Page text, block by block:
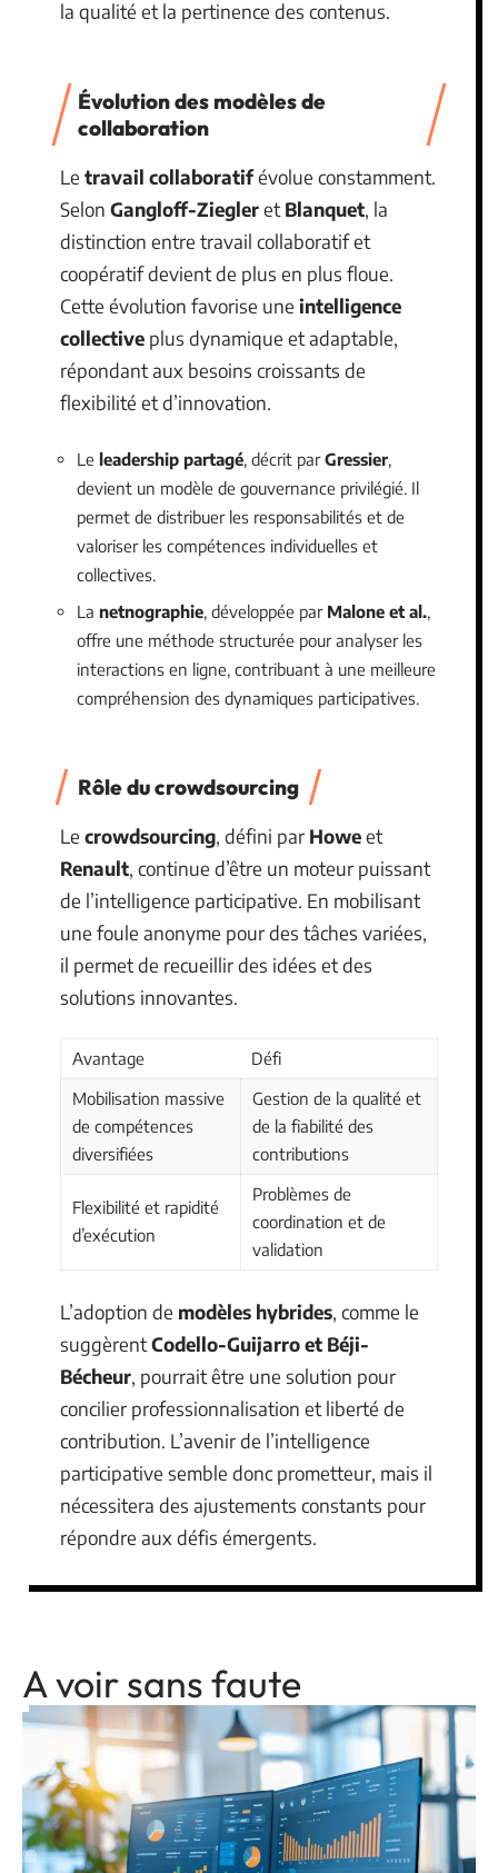
la qualité et la pertinence des contenus.
Évolution des modèles de
collaboration
Le travail collaboratifévolue constamment.
Selon Gangloff-Ziegleret Blanquet, la
distinction entre travail collaboratif et
coopératif devient de plus en plus floue.
Cette évolution favorise une intelligence
collective plus dynamique et adaptable,
répondant aux besoins croissants de
flexibilité et d’innovation.
Le leadership partagé, décrit parGressier,
devient un modèle de gouvernance privilégié. Il
permet de distribuer les responsabilités et de
valoriser les compétences individuelles et
collectives.
La netnographie, développée par Malone et al.,
offre une méthode structurée pour analyser les
interactions en ligne, contribuant à une meilleure
compréhension des dynamiques participatives.
Rôle du crowdsourcing
Le crowdsourcing, défini par Howeet
Renault, continue d’être un moteur puissant
de l’intelligence participative. En mobilisant
une foule anonyme pour des tâches variées,
il permet de recueillir des idées et des
solutions innovantes.
Avantage
Défi
Mobilisation massive
de compétences
diversifiées
Gestion de la qualité et
de la fiabilité des
contributions
Flexibilité et rapidité
d’exécution
Problèmes de
coordination et de
validation
L’adoption de modèles hybrides, comme le
suggèrentCodello-Guijarro et Béji-
Bécheur, pourrait être une solution pour
concilier professionnalisation et liberté de
contribution. L’avenir de l’intelligence
participative semble donc prometteur, mais il
nécessitera des ajustements constants pour
répondre aux défis émergents.
A voir sans faute